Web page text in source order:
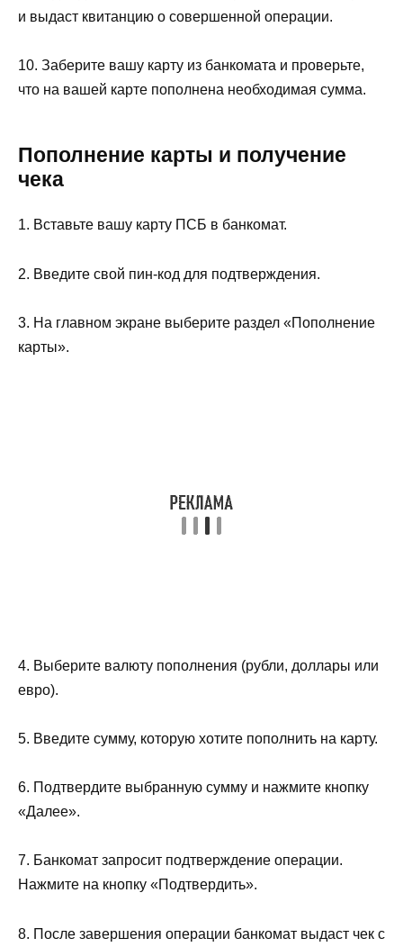
и выдаст квитанцию о совершенной операции.
10. Заберите вашу карту из банкомата и проверьте,
что на вашей карте пополнена необходимая сумма.
Пополнение карты и получение
чека
1. Вставьте вашу карту ПСБ в банкомат.
2. Введите свой пин-код для подтверждения.
3. На главном экране выберите раздел «Пополнение
карты».
4. Выберите валюту пополнения (рубли, доллары или
евро).
5. Введите сумму, которую хотите пополнить на карту.
6. Подтвердите выбранную сумму и нажмите кнопку
«Далее».
7. Банкомат запросит подтверждение операции.
Нажмите на кнопку «Подтвердить».
8. После завершения операции банкомат выдаст чек с